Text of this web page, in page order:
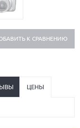
К СРАВНЕНИЮ
ЦЕНЫ